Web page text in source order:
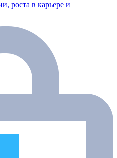
роста в карьере и